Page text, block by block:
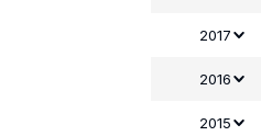
2017
2016
2015